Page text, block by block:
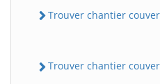
Trouver chantier
Trouver chantier